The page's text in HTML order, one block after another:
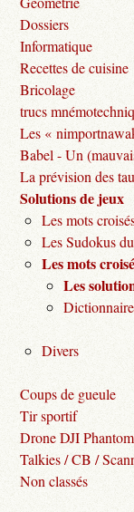
Dossiers
Informatique
Recettes de cuisine
Bricolage
trucs
Les «
Babel - Un
La prévision des
Solutions de jeux
Les mots
Les Sudokus
Les mots
Les
Divers
Coups de gueule
Tir sportif
Drone DJI
Talkies / CB /
Non classés